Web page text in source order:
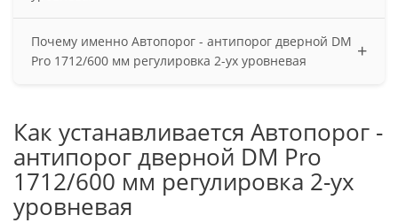
при открывании — Ход уплотнителя до 13–18 мм (в
зависимости от модели) — Снижение шума (для
Armadillo — до −220 мм от номинала; для ряда
COMAGLIO — 630–830 мм для модели 1450)
Почему именно Автопорог - антипорог дверной DM
Pro 1712/600 мм регулировка 2-ух уровневая
+
долговечные пружины/узлы — Подходит для правых/
левых дверей; дымо- и звукоизоляция; допускается
применение в противопожарных дверях
Как устанавливается Автопорог -
антипорог дверной DM Pro
1712/600 мм регулировка 2-ух
уровневая